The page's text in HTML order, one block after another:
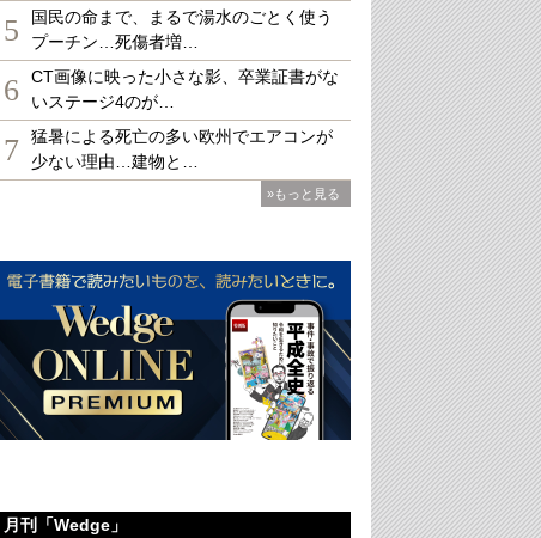
5
国民の命まで、まるで湯水のごとく使う
プーチン…死傷者増…
6
CT画像に映った小さな影、卒業証書がな
いステージ4のが…
7
猛暑による死亡の多い欧州でエアコンが
少ない理由…建物と…
»もっと見る
月刊「Wedge」